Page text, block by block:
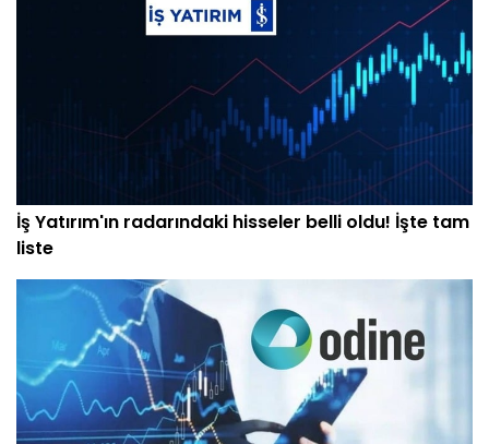
İş Yatırım'ın radarındaki hisseler belli oldu! İşte tam
liste